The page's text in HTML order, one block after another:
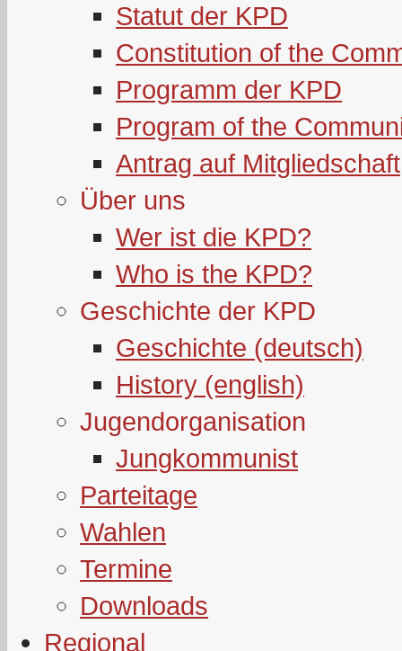
Statut der KPD
Constitution of the
Programm der KPD
Program of the
Antrag auf Mitgliedschaft
Über uns
Wer ist die KPD?
Who is the KPD?
Geschichte der KPD
Geschichte (deutsch)
History (english)
Jugendorganisation
Jungkommunist
Parteitage
Wahlen
Termine
Downloads
Regional